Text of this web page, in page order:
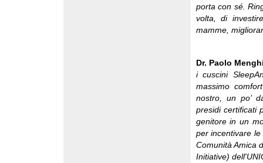
porta con sé.
volta, di
mamme,
Dr. Paolo
i cuscini
massimo
nostro, un po’
presidi certificati
genitore in un
per incentivare
Comunità Amica
Initiative)